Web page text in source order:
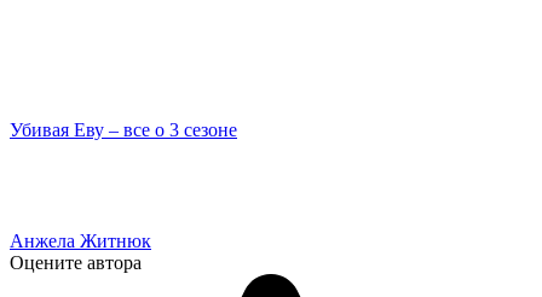
Убивая Еву – все о 3 сезоне
Анжела Житнюк
Оцените автора